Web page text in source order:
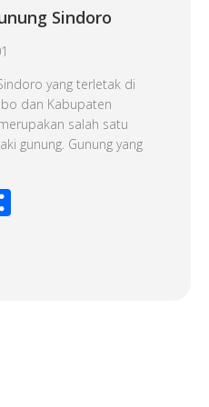
Sindoro
yang terletak di
dan Kabupaten
salah satu
gunung. Gunung yang